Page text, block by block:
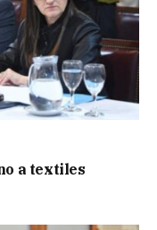
a textiles